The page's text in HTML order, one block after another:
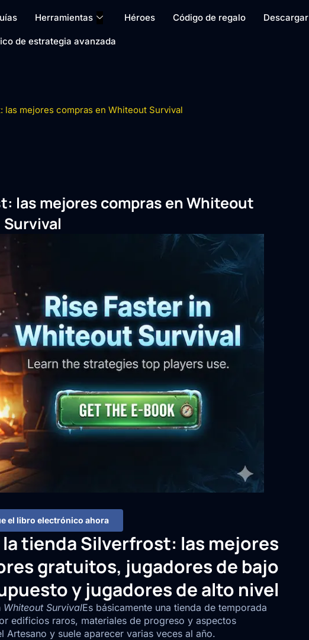
Herramientas Héroes Código de regalo Descargar
de estrategia avanzada
las mejores compras en Whiteout Survival
las mejores compras en Whiteout
Survival
el libro electrónico ahora
tienda Silverfrost: las mejores
gratuitos, jugadores de bajo
y jugadores de alto nivel
Whiteout SurvivalEs básicamente una tienda de temporada
edificios raros, materiales de progreso y aspectos
y suele aparecer varias veces al año.